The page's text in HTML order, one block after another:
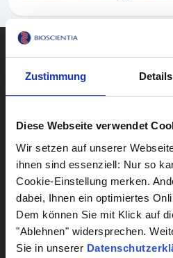
Zustimmung Details
Diese Webseite verwendet
Wir setzen auf unserer
ihnen sind essenziell: Nur so
Cookie-Einstellung merken.
dabei, Ihnen ein optimiertes
Dem können Sie mit Klick auf
"Ablehnen" widersprechen.
Sie in unserer
DIAGNOSTIK
Lebensstil
Leber
Alle Diagnostik anzeigen